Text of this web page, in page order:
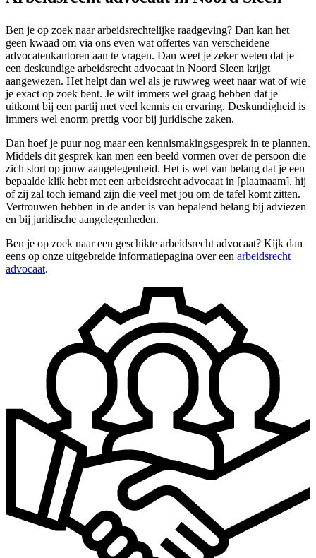
Ben je op zoek naar arbeidsrechtelijke raadgeving? Dan kan het
geen kwaad om via ons even wat offertes van verscheidene
advocatenkantoren aan te vragen. Dan weet je zeker weten dat je
een deskundige arbeidsrecht advocaat in Noord Sleen krijgt
aangewezen. Het helpt dan wel als je ruwweg weet naar wat of wie
je exact op zoek bent. Je wilt immers wel graag hebben dat je
uitkomt bij een partij met veel kennis en ervaring. Deskundigheid is
immers wel enorm prettig voor bij juridische zaken.
Dan hoef je puur nog maar een kennismakingsgesprek in te plannen.
Middels dit gesprek kan men een beeld vormen over de persoon die
zich stort op jouw aangelegenheid. Het is wel van belang dat je een
bepaalde klik hebt met een arbeidsrecht advocaat in [plaatnaam], hij
of zij zal toch iemand zijn die veel met jou om de tafel komt zitten.
Vertrouwen hebben in de ander is van bepalend belang bij adviezen
en bij juridische aangelegenheden.
Ben je op zoek naar een geschikte arbeidsrecht advocaat? Kijk dan
eens op onze uitgebreide informatiepagina over een arbeidsrecht
advocaat.